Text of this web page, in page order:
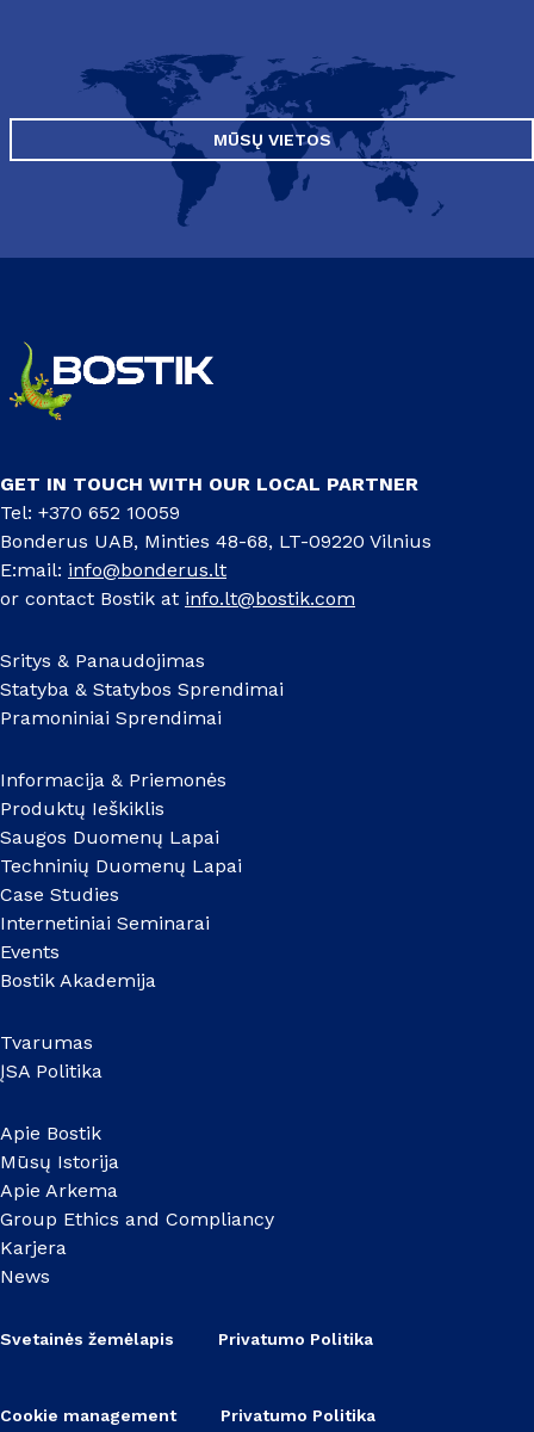
MŪSŲ VIETOS
GET IN TOUCH WITH OUR LOCAL PARTNER
Tel: +370 652 10059
Bonderus UAB, Minties 48-68, LT-09220 Vilnius
E:mail: info@bonderus.lt
or contact Bostik at info.lt@bostik.com
Sritys & Panaudojimas
Statyba & Statybos Sprendimai
Pramoniniai Sprendimai
Informacija & Priemonės
Produktų Ieškiklis
Saugos Duomenų Lapai
Techninių Duomenų Lapai
Case Studies
Internetiniai Seminarai
Events
Bostik Akademija
Tvarumas
ĮSA Politika
Apie Bostik
Mūsų Istorija
Apie Arkema
Group Ethics and Compliancy
Karjera
News
Svetainės žemėlapis Privatumo Politika
Cookie management Privatumo Politika